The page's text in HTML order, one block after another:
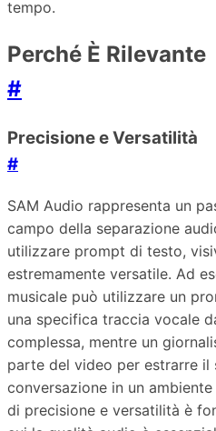
tempo.
Perché È Rilevante
#
Precisione e Versatilità
#
SAM Audio rappresenta un
campo della separazione
utilizzare prompt di testo,
estremamente versatile. Ad
musicale può utilizzare un
una specifica traccia vocale
complessa, mentre un
parte del video per estrarre il
conversazione in un
di precisione e versatilità è